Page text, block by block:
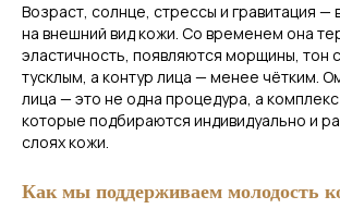
Возраст, солнце, стрессы и гравитация —
на внешний вид кожи. Со временем она
эластичность, появляются морщины, тон
тусклым, а контур лица — менее чётким.
лица — это не одна процедура, а
которые подбираются индивидуально и
слоях кожи.
Как мы поддерживаем молодость